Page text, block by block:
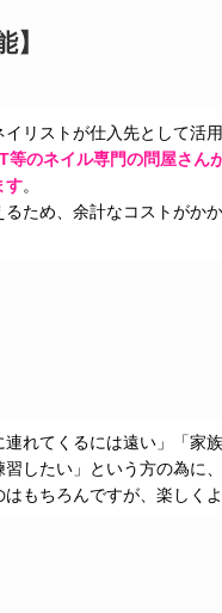
】
リストが仕入先として活
等のネイル専門の問屋さん
す。
るため、余計なコストがか
連れてくるには遠い」「家
したい」という方の為に、
もちろんですが、楽しく